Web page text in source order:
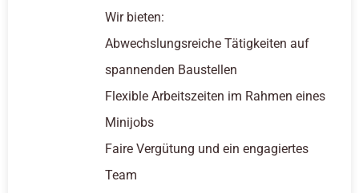
Wir bieten:
Abwechslungsreiche Tätigkeiten auf
spannenden Baustellen
Flexible Arbeitszeiten im Rahmen eines
Minijobs
Faire Vergütung und ein engagiertes
Team